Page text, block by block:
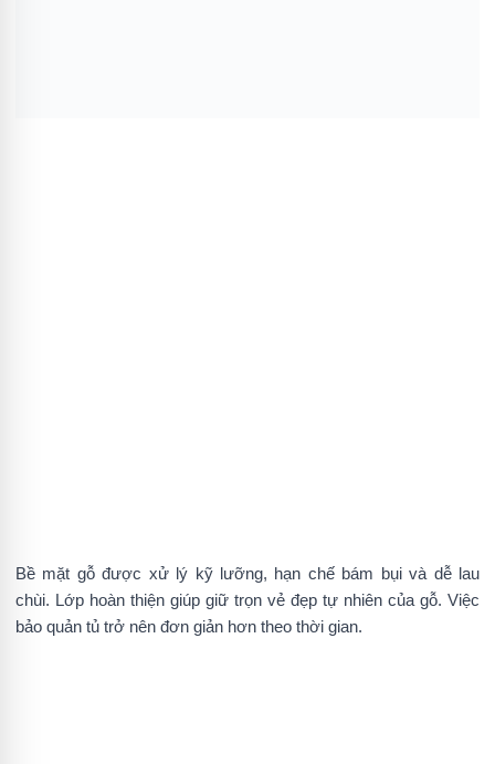
Bề mặt gỗ được xử lý kỹ lưỡng, hạn chế bám bụi và dễ lau
chùi. Lớp hoàn thiện giúp giữ trọn vẻ đẹp tự nhiên của gỗ. Việc
bảo quản tủ trở nên đơn giản hơn theo thời gian.